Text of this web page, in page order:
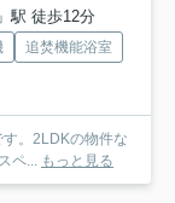
駅 徒歩12分
追焚機能浴室
。2LDKの物件な
ペ...
もっと見る